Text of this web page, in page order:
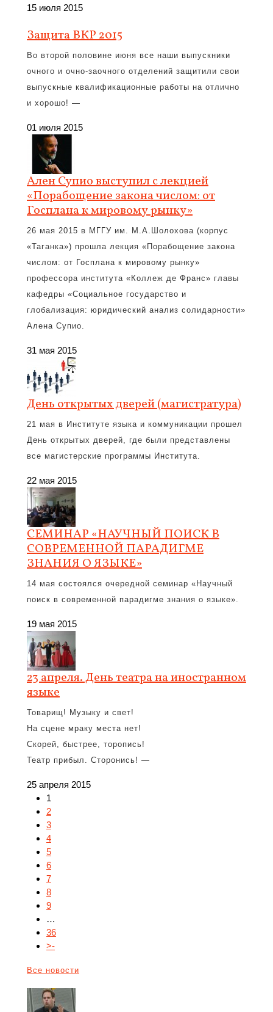
15 июля 2015
Защита ВКР 2015
Во второй половине июня все наши выпускники
очного и очно-заочного отделений защитили свои
выпускные квалификационные работы на отлично
и хорошо! —
01 июля 2015
Ален Супио выступил с лекцией
«Порабощение закона числом: от
Госплана к мировому рынку»
26 мая 2015 в МГГУ им. М.А.Шолохова (корпус
«Таганка») прошла лекция «Порабощение закона
числом: от Госплана к мировому рынку»
профессора института «Коллеж де Франс» главы
кафедры «Социальное государство и
глобализация: юридический анализ солидарности»
Алена Супио.
31 мая 2015
День открытых дверей (магистратура)
21 мая в Институте языка и коммуникации прошел
День открытых дверей, где были представлены
все магистерские программы Института.
22 мая 2015
CЕМИНАР «НАУЧНЫЙ ПОИСК В
СОВРЕМЕННОЙ ПАРАДИГМЕ
ЗНАНИЯ О ЯЗЫКЕ»
14 мая состоялся очередной семинар «Научный
поиск в современной парадигме знания о языке».
19 мая 2015
23 апреля. День театра на иностранном
языке
Товарищ! Музыку и свет!
На сцене мраку места нет!
Скорей, быстрее, торопись!
Театр прибыл. Сторонись! —
25 апреля 2015
1
2
3
4
5
6
7
8
9
…
36
>-
Все новости